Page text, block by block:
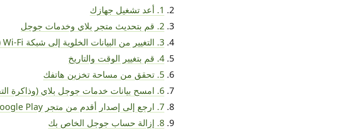
1. أعد تشغيل جهازك
2. قم بتحديث متجر بلاي وخدمات جوجل
3. التغيير من البيانات الخلوية إلى شبكة Wi-Fi (أو العكس)
4. قم بتغيير الوقت والتاريخ
5. تحقق من مساحة تخزين هاتفك
6. امسح بيانات خدمات جوجل بلاي (وذاكرة التخزين المؤقت)
7. ارجع إلى إصدار أقدم من متجر Google Play
8. إزالة حساب جوجل الخاص بك